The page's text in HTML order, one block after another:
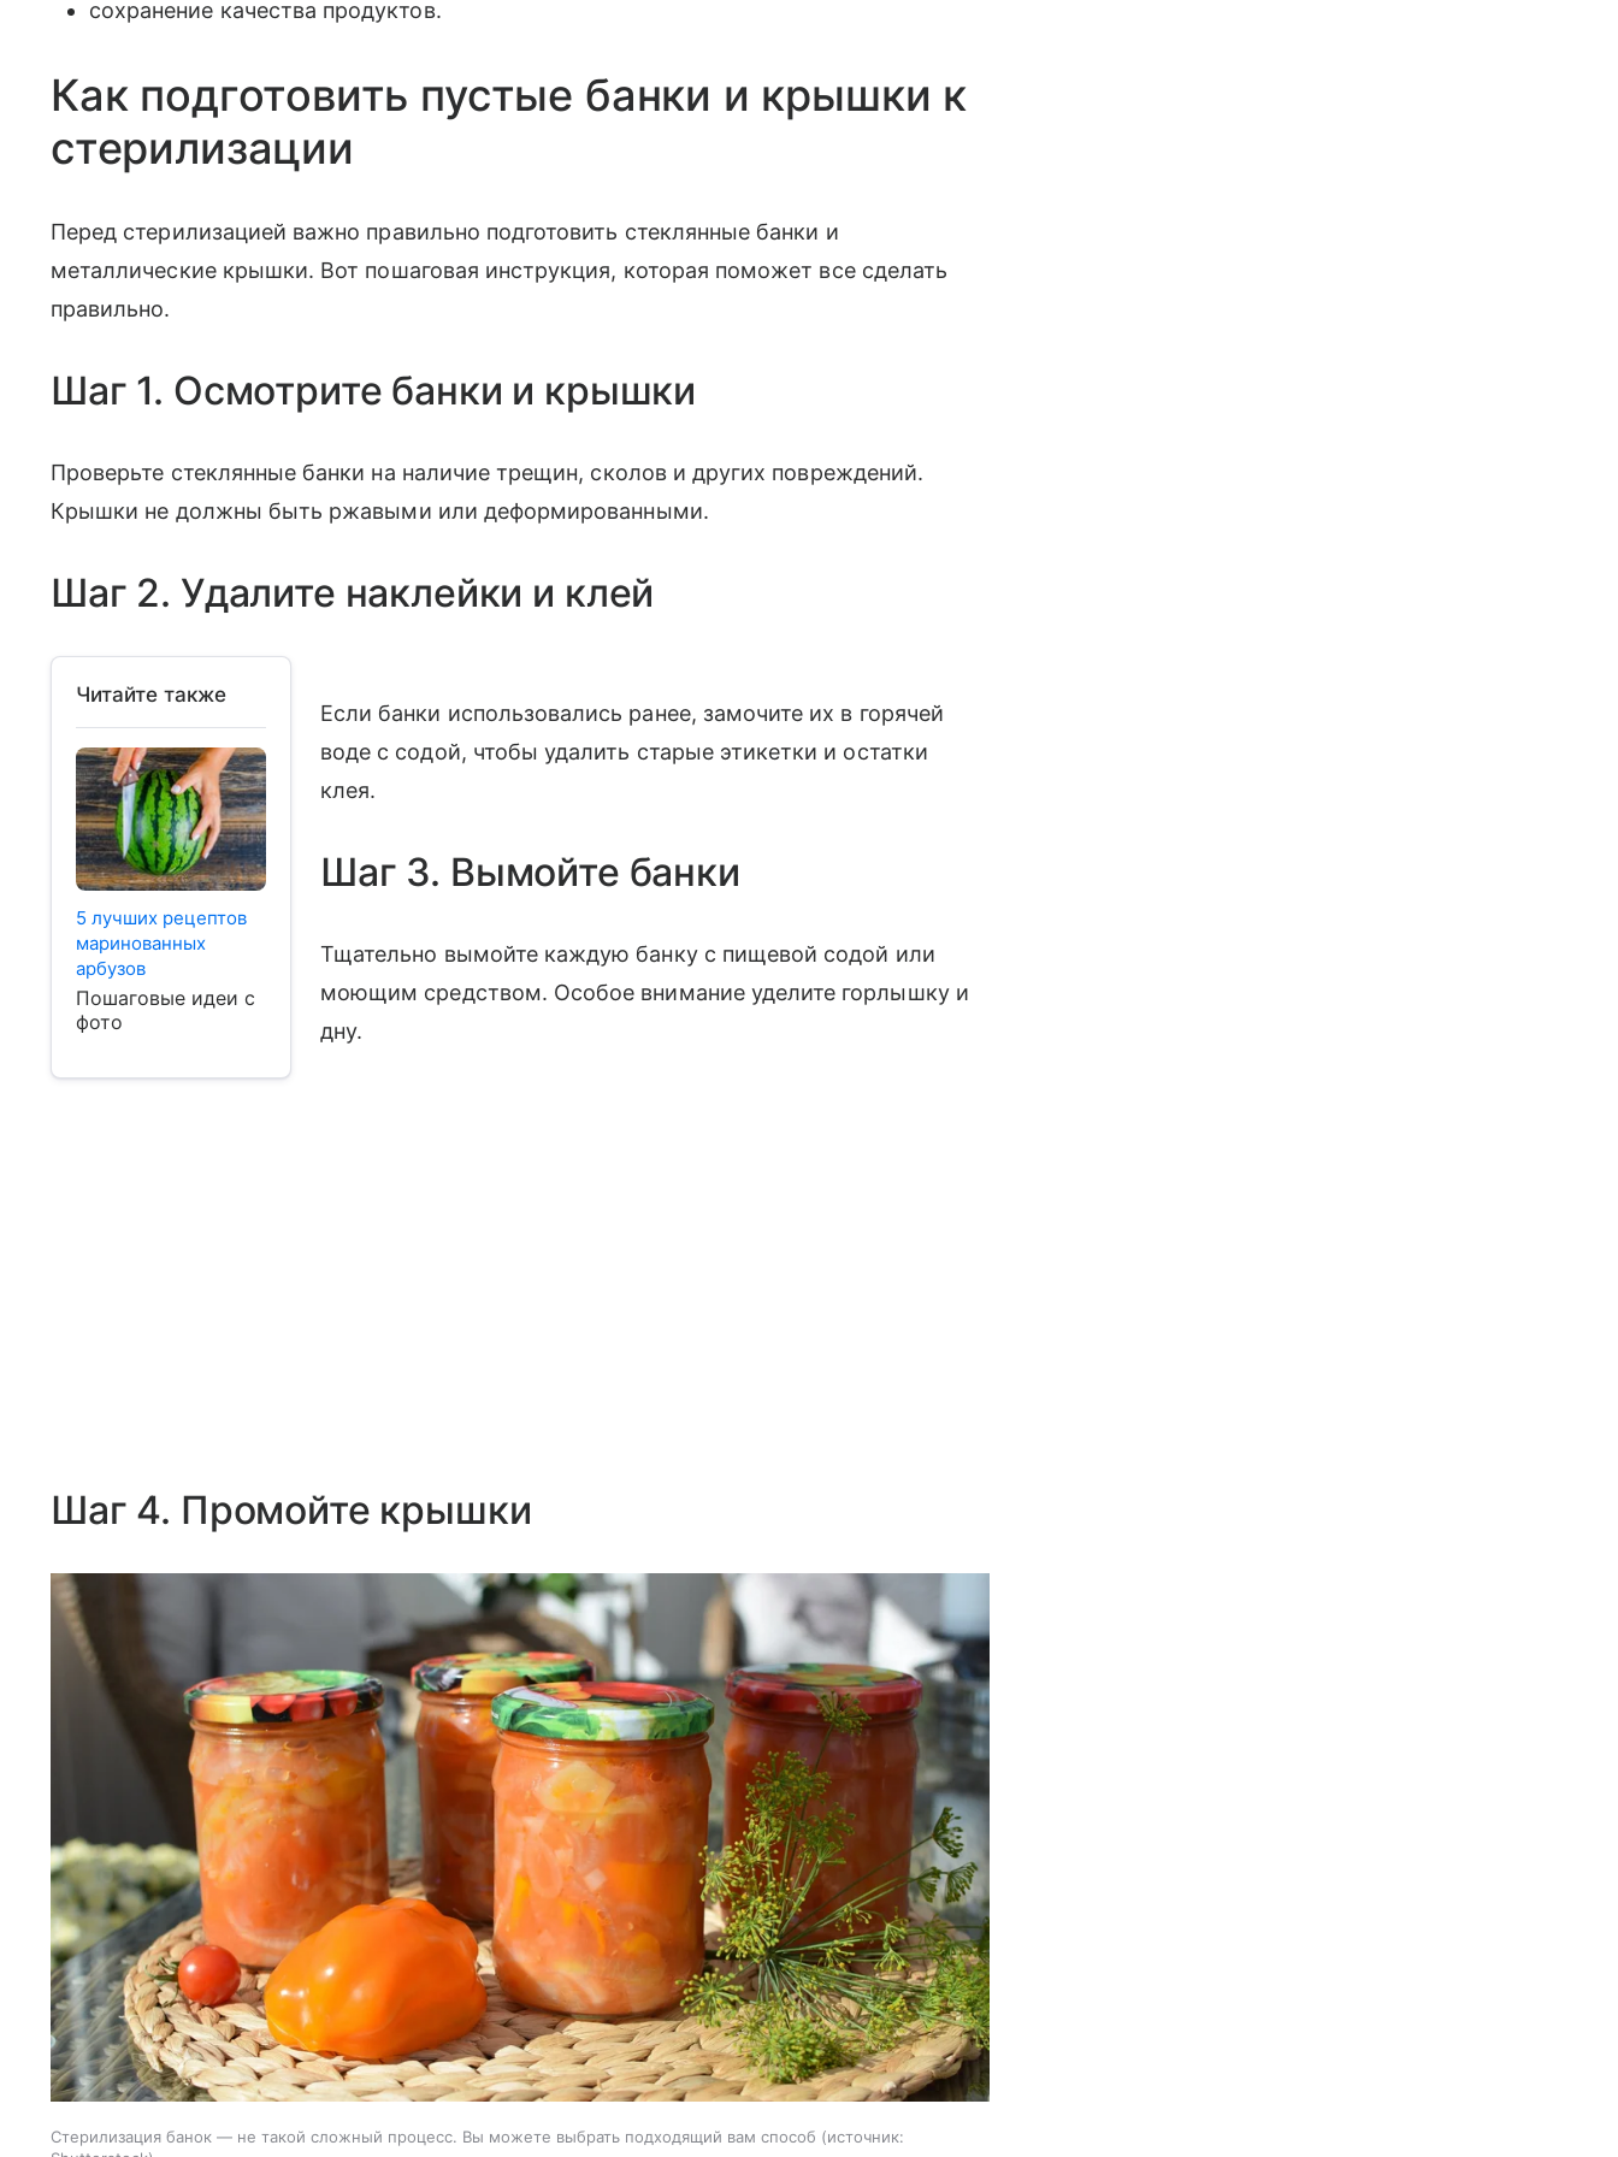
сохранение качества продуктов.
Как подготовить пустые банки и крышки к
стерилизации
Перед стерилизацией важно правильно подготовить стеклянные банки и
металлические крышки. Вот пошаговая инструкция, которая поможет все сделать
правильно.
Шаг 1. Осмотрите банки и крышки
Проверьте стеклянные банки на наличие трещин, сколов и других повреждений.
Крышки не должны быть ржавыми или деформированными.
Шаг 2. Удалите наклейки и клей
Читайте также
5 лучших рецептов
маринованных
арбузов
Пошаговые идеи с
фото
Если банки использовались ранее, замочите их в горячей
воде с содой, чтобы удалить старые этикетки и остатки
клея.
Шаг 3. Вымойте банки
Тщательно вымойте каждую банку с пищевой содой или
моющим средством. Особое внимание уделите горлышку и
дну.
Шаг 4. Промойте крышки
Стерилизация банок — не такой сложный процесс. Вы можете выбрать подходящий вам способ
источник: